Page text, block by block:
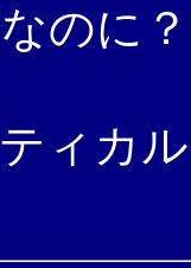
のに
ィカ